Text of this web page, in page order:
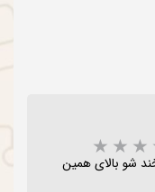
شو بالای همین